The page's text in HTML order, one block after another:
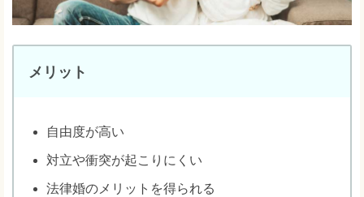
メリット
自由度が高い
対立や衝突が起こりにくい
法律婚のメリットを得られる